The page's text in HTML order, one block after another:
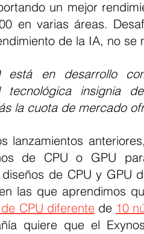
un mejor
en varias áreas.
de la IA, no se
está en desarrollo
tecnológica insignia
la cuota de mercado
lanzamientos
de CPU o GPU
de CPU y GPU
las que aprendimos
CPU diferente de 10
quiere que el